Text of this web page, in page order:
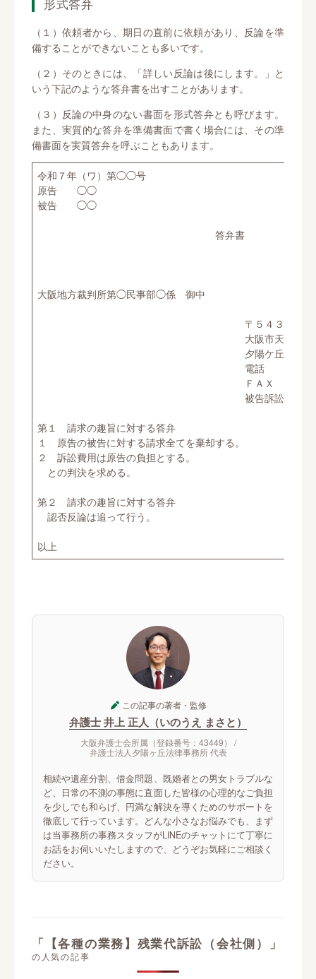
（１）依頼者から、期日の直前に依頼があり、反論を準
備することができないことも多いです。
（２）そのときには、「詳しい反論は後にします。」と
いう下記のような答弁書を出すことがあります。
（３）反論の中身のない書面を形式答弁とも呼びます。
また、実質的な答弁を準備書面で書く場合には、その準
備書面を実質答弁を呼ぶこともあります。
令和７年（ワ）第◯◯号
原告 ◯◯
被告 ◯◯
答弁書
大阪地方裁判所第◯民事部◯係 御中
〒５４３－０００
大阪市天王寺区上本町８丁目
夕陽ケ丘法律事務所（送
電話 ０６－６７７３－
ＦＡＸ ０６－６７７３－
被告訴訟代理人 弁護士
第１ 請求の趣旨に対する答弁
１ 原告の被告に対する請求全てを棄却する。
２ 訴訟費用は原告の負担とする。
との判決を求める。
第２ 請求の趣旨に対する答弁
認否反論は追って行う。
以上
この記事の著者・監修
弁護士 井上 正人（いのうえ まさと）
大阪弁護士会所属（登録番号：43449） /
弁護士法人夕陽ヶ丘法律事務所 代表
相続や遺産分割、借金問題、既婚者との男女トラブルな
ど、日常の不測の事態に直面した皆様の心理的なご負担
を少しでも和らげ、円満な解決を導くためのサポートを
徹底して行っています。どんな小さなお悩みでも、まず
は当事務所の事務スタッフがLINEのチャットにて丁寧に
お話をお伺いいたしますので、どうぞお気軽にご相談く
ださい。
「【各種の業務】残業代訴訟（会社側）」
の人気の記事